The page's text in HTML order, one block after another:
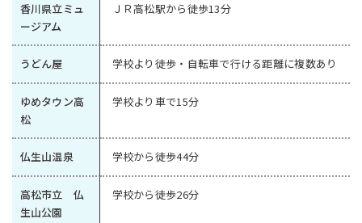
香川県立ミュ
ージアム
ＪＲ高松駅から徒歩13分
うどん屋 学校より徒歩・自転車で行ける距離に複数あり
ゆめタウン高
松
学校より車で15分
仏生山温泉 学校から徒歩44分
高松市立 仏
生山公園
学校から徒歩26分